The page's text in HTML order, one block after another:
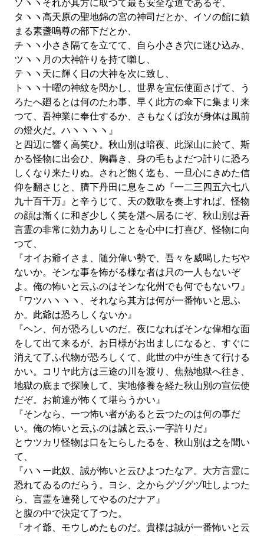
ソヽヽそれが其方に取つて最も安全な道であるぞ、
タヽヽ高天原の聖地錦の宮の神司だとか、イソの館に鎮
まる素盞嗚尊の部下だとか、
チヽヽ小さき隔てを立てて、自ら小さき穴に迷ひ込み、
ツヽヽ月の大神許りを持て囃し、
テヽヽ天に輝く日の大神を次に致し、
トヽヽ十曜の神紋を閃かし、世界を宣伝使面さげて、う
ろたへ廻るとは何のたわ事、早く此方の傘下に集まり来
つて、吾神業に奉仕するか、さもなくば汝が身体は風前
の燈火だ。ハヽヽヽヽ』
と四辺に響く高笑ひ。秋山別は暗夜、此深山に於て、斯
かる怪物に出会ひ、胸轟き、身の毛もよだつ計りに恐ろ
しくなり来たりぬ。されど飽く迄も、一旦心にきめた信
仰を翻さじと、臍下丹田に息をこめ『一二三四五六七八
九十百千万』と辛うじて、天の数歌を奏上すれば、怪物
の顔は漸くに和ぎ少しく笑を湛へ居るにぞ、秋山別は吾
言霊の非常に効力ありしことを心中に打喜び、怪物に向
つて、
『オイお爺イさま、随分偉い勢で、吾々を威喝したぢや
ないか。そンな事を怖がる様な者は只の一人もないぞ
よ。俺の怖いと云ふのはそンな化州でも何でもないワ』
『ワツハヽヽヽ、それなら其方は何が一番怖いと思ふ
か。此爺は恐ろしくないか』
『ヘン、何が恐ろしいのだ。夜になればそンな偉相な面
をして出て来るが、お日様がお出ましになると、すぐに
消えて了ふ代物が恐ろしくて、此世の中が生きて行ける
かい。コリヤ此方は三途の川を渡り、焦熱地獄へ往き、
地獄の底まで探険して、実地修養を経た秋山別の宣伝使
だぞ。お前達が怖くて堪らうかい』
『そンなら、一つ怖い者があると云つたのは何の事だ
い。俺の怖いと云ふのは誠と云ふ一字許りだ』
とウツカリ怪物は口を辷らしたるを、秋山別は之を聞い
て、
『ハヽー此奴、誠が怖いと云ひよつたなア。大方言霊に
恐れてゐるのだらう。ヨシ、之からグヅグヅ吐しよつた
ら、言霊を連発してやるのだナア』
と腹の中で決定て了つた。
『オイ爺、モウしめたものだ。貴様は誠が一番怖いと云